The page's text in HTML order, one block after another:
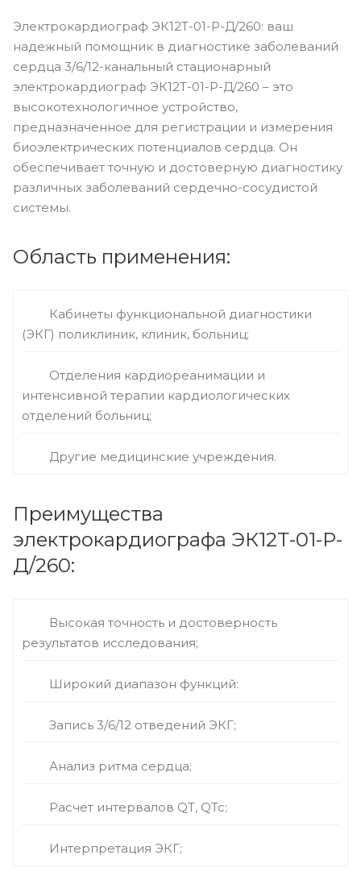
Электрокардиограф ЭК12Т-01-Р-Д/260: ваш
надежный помощник в диагностике заболеваний
сердца 3/6/12-канальный стационарный
электрокардиограф ЭК12Т-01-Р-Д/260 – это
высокотехнологичное устройство,
предназначенное для регистрации и измерения
биоэлектрических потенциалов сердца. Он
обеспечивает точную и достоверную диагностику
различных заболеваний сердечно-сосудистой
системы.
Область применения:
Кабинеты функциональной диагностики
(ЭКГ) поликлиник, клиник, больниц;
Отделения кардиореанимации и
интенсивной терапии кардиологических
отделений больниц;
Другие медицинские учреждения.
Преимущества
электрокардиографа ЭК12Т-01-Р-
Д/260:
Высокая точность и достоверность
результатов исследования;
Широкий диапазон функций:
Запись 3/6/12 отведений ЭКГ;
Анализ ритма сердца;
Расчет интервалов QT, QTc;
Интерпретация ЭКГ;